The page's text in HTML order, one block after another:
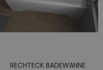
RECHTECK BADEWANNE